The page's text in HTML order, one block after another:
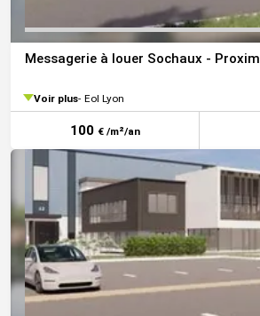
Messagerie à louer Sochaux -
Voir plus Eol Lyon
100 € /m²/an